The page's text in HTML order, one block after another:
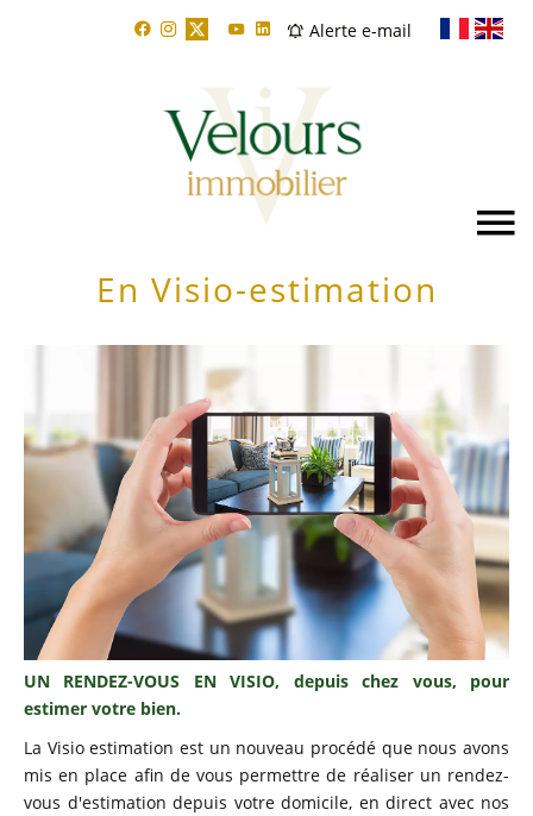
Alerte e-mail
En Visio-estimation
UN RENDEZ-VOUS EN VISIO, depuis chez vous, pour
estimer votre bien.
La Visio estimation est un nouveau procédé que nous avons
mis en place afin de vous permettre de réaliser un rendez-
vous d'estimation depuis votre domicile, en direct avec nos